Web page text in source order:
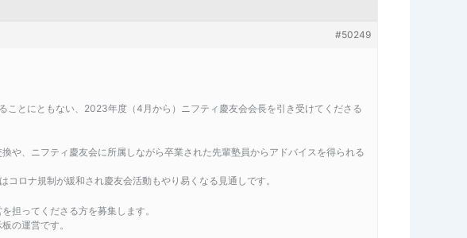
#50249
とにともない、2023年度（4月から）ニフティ慶友会会長を引き受けてくださる
や、ニフティ慶友会に所属しながら卒業された先輩塾員からアドバイスを得られる
ロナ規制が緩和され慶友会活動もやり易くなる見通しです。
担ってくださる方を募集します。
の運営です。